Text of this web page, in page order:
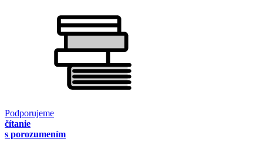
Podporujeme
čítanie
s porozumením